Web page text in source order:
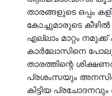
താരങ്ങളുടെ ഒപ്പം
കോച്ചുമാരുടെ കീഴിൽ
എല്ലാം മാറ്റം
കാർലോസിനെ
താരത്തിന്റെ
പ്രശംസയും
കിട്ടിയ